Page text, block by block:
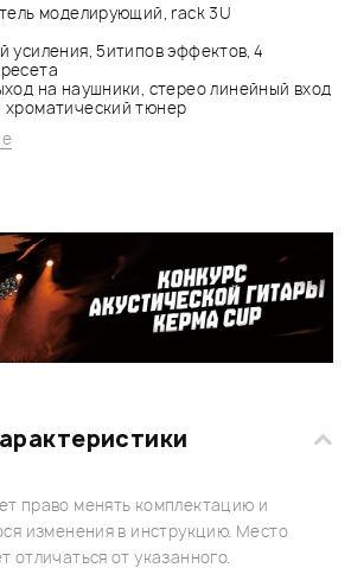
моделирующий, rack 3U
усиления, 5итипов эффектов, 4
на наушники, стерео линейный вход
хроматический тюнер
право менять комплектацию и
изменения в инструкцию. Место
отличаться от указанного.